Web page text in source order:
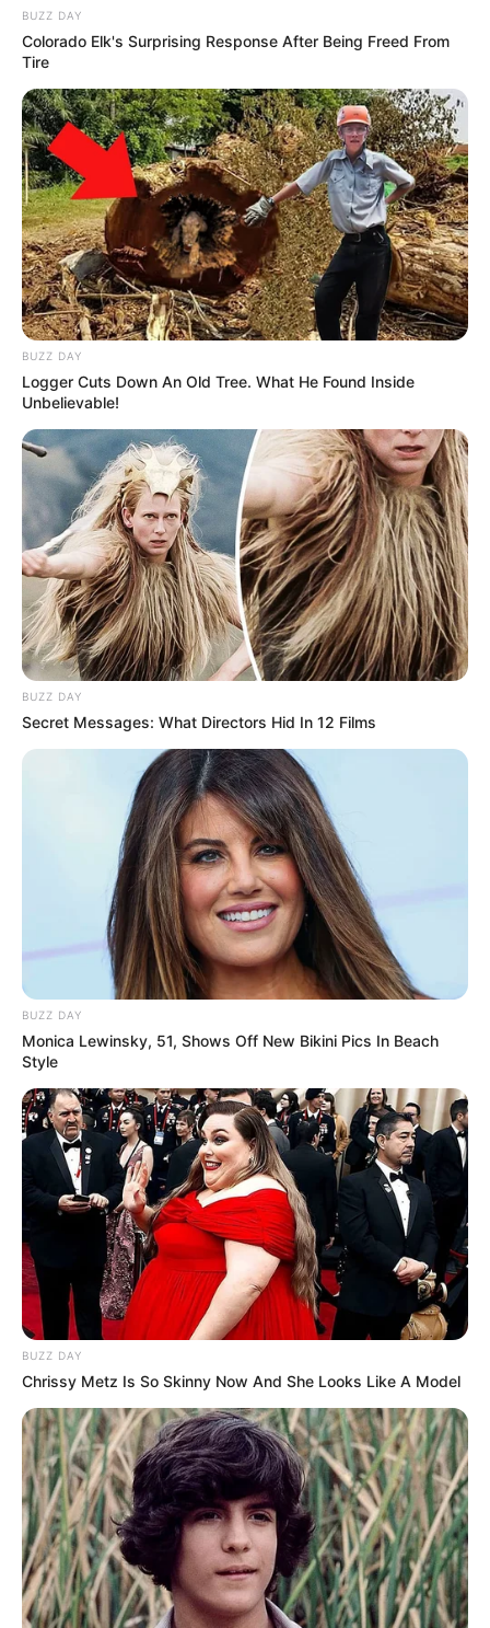
BUZZ DAY
Colorado Elk's Surprising Response After Being Freed From
Tire
BUZZ DAY
Logger Cuts Down An Old Tree. What He Found Inside
Unbelievable!
BUZZ DAY
Secret Messages: What Directors Hid In 12 Films
BUZZ DAY
Monica Lewinsky, 51, Shows Off New Bikini Pics In Beach
Style
BUZZ DAY
Chrissy Metz Is So Skinny Now And She Looks Like A Model